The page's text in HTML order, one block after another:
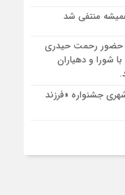
شهید ایران – مشهد
– مشهد
ثورهالعشرین نجف
منتفی شد
حضور رحمت حیدری
با شورا و دهیاران
جشنواره «فرزند